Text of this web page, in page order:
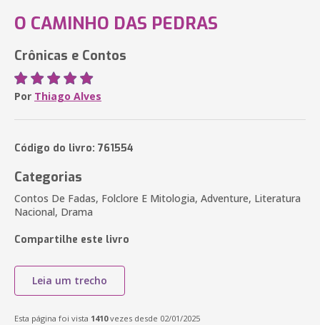
O CAMINHO DAS PEDRAS
Crônicas e Contos
Por Thiago Alves
Código do livro: 761554
Categorias
Contos De Fadas, Folclore E Mitologia, Adventure, Literatura
Nacional, Drama
Compartilhe este livro
Leia um trecho
Esta página foi vista 1410vezes desde 02/01/2025